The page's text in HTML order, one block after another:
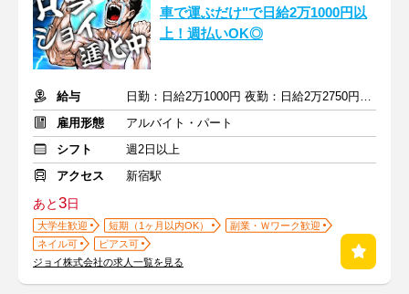
車で運ぶだけ"で日給2万1000円以
上！週払いOK◎
給与
雇用形態
アルバイト・パート
シフト
週2日以上
アクセス
新宿駅
あと3日
大学生歓迎 短期（1ヶ月以内OK）
副業・Ｗワーク歓迎
ネイル可
ピアス可
ジョイ株式会社の求人一覧を見る